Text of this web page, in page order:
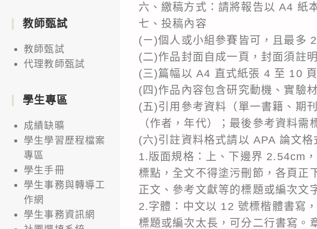
六、繳稿方式：請將報告以 A4 紙
七、投稿內容
(ㄧ)個人或小組參賽皆可，且最多
(二)作品封面自成一頁，封面須註
(三)篇幅以 A4 直式紙張 4 至 10
(四)作品內容包含研究動機、實驗
(五)引用參考資料（單一書籍、期
（作者，年代）；最後參考資料
(六)引註資料格式請以 APA 論文
1.版面規格：上、下邊界 2.54cm
標點，全文不得塗污刪節，各頁正
正文、參考文獻等的標題或編次文
2.字體：中文以 12 號標楷體書寫
標題或編次太長，可分二行書寫。
教師甄試
教師甄試
代理教師甄試
學生專區
成績缺曠
學生學習歷程檔案
專區
學生手冊
學生事務與轉導工
作網
學生事務資訊網